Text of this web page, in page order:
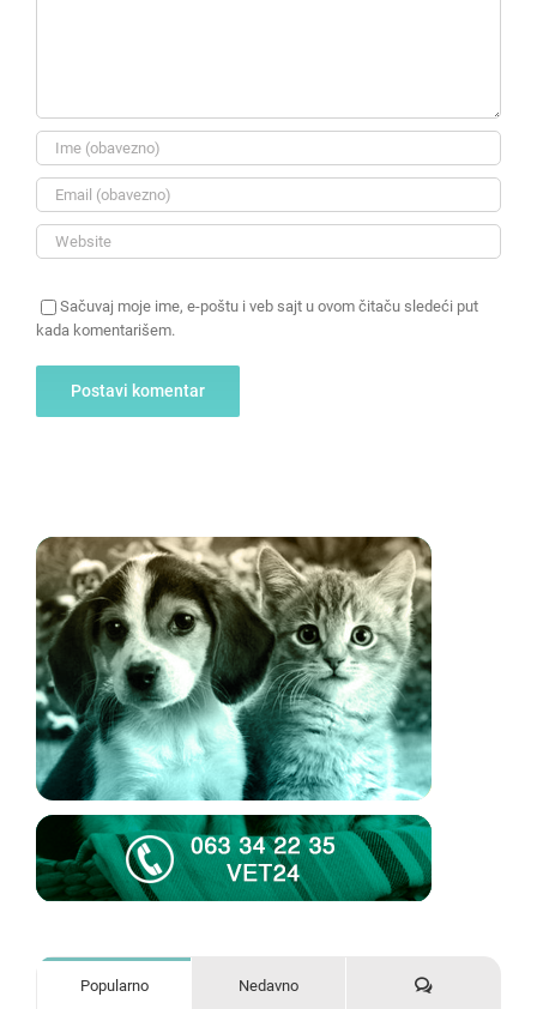
Sačuvaj moje ime, e-poštu i veb sajt u ovom čitaču sledeći put
kada komentarišem.
Popularno Nedavno Komentari